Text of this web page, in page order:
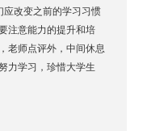
应改变之前的学习习惯
注意能力的提升和培
老师点评外，中间休息
力学习，珍惜大学生